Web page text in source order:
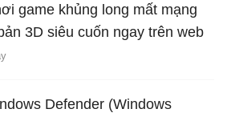
game khủng long mất mạng
3D siêu cuốn ngay trên web
Defender (Windows